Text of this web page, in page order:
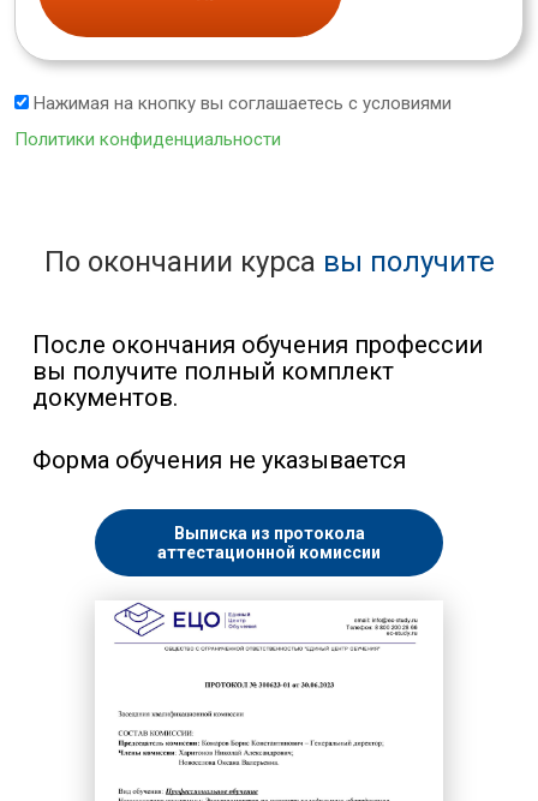
Нажимая на кнопку вы соглашаетесь с условиями
Политики конфиденциальности
По окончании курса вы получите
После окончания обучения профессии
вы получите полный комплект
документов.
Форма обучения не указывается
Выписка из протокола
аттестационной комиссии